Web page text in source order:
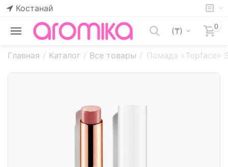
Костанай
(₸) 0
Главная / Каталог / Все товары / Помада «Topface»